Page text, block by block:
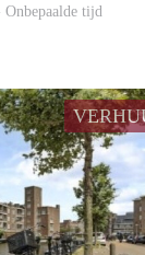
Onbepaalde tijd